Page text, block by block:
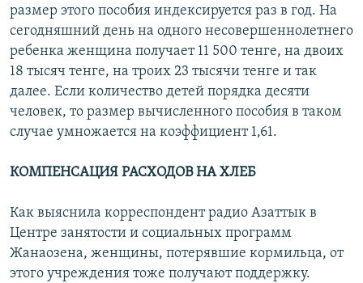
размер этого пособия индексируется раз в год. На
сегодняшний день на одного несовершеннолетнего
ребенка женщина получает 11 500 тенге, на двоих
18 тысяч тенге, на троих 23 тысячи тенге и так
далее. Если количество детей порядка десяти
человек, то размер вычисленного пособия в таком
случае умножается на коэффициент 1,61.
КОМПЕНСАЦИЯ РАСХОДОВ НА ХЛЕБ
Как выяснила корреспондент радио Азаттык в
Центре занятости и социальных программ
Жанаозена, женщины, потерявшие кормильца, от
этого учреждения тоже получают поддержку.